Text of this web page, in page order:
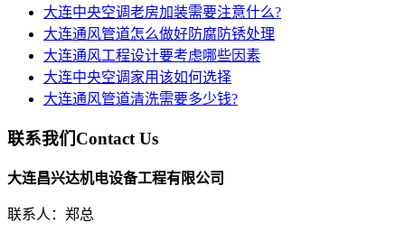
大连中央空调老房加装需要注意什么?
大连通风管道怎么做好防腐防锈处理
大连通风工程设计要考虑哪些因素
大连中央空调家用该如何选择
大连通风管道清洗需要多少钱?
联系我们Contact Us
大连昌兴达机电设备工程有限公司
联系人：郑总